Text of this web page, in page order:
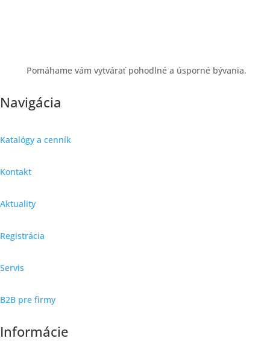
Pomáhame vám vytvárať pohodlné a úsporné bývania.
Navigácia
Katalógy a cenník
Kontakt
Aktuality
Registrácia
Servis
B2B pre firmy
Informácie